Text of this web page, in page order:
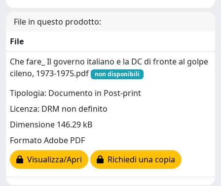
File in questo prodotto:
File
Che fare_ Il governo italiano e la DC di fronte al golpe
cileno, 1973-1975.pdf
non disponibili
Tipologia: Documento in Post-print
Licenza: DRM non definito
Dimensione 146.29 kB
Formato Adobe PDF
Visualizza/Apri
Richiedi una copia